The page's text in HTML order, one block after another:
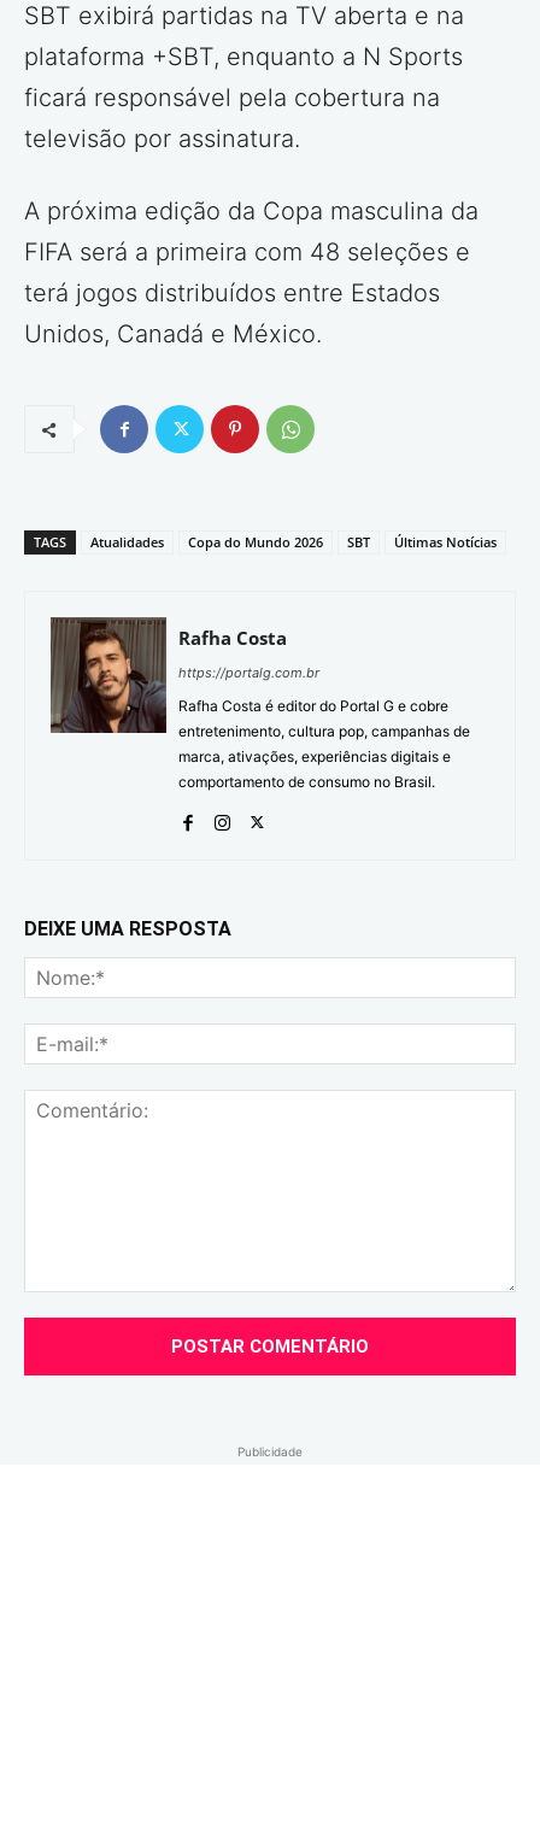
SBT exibirá partidas na TV aberta e na
plataforma +SBT, enquanto a N Sports
ficará responsável pela cobertura na
televisão por assinatura.
A próxima edição da Copa masculina da
FIFA será a primeira com 48 seleções e
terá jogos distribuídos entre Estados
Unidos, Canadá e México.
TAGS Atualidades Copa do Mundo 2026 SBT Últimas Notícias
Rafha Costa
https://portalg.com.br
Rafha Costa é editor do Portal G e cobre
entretenimento, cultura pop, campanhas de
marca, ativações, experiências digitais e
comportamento de consumo no Brasil.
DEIXE UMA RESPOSTA
Publicidade